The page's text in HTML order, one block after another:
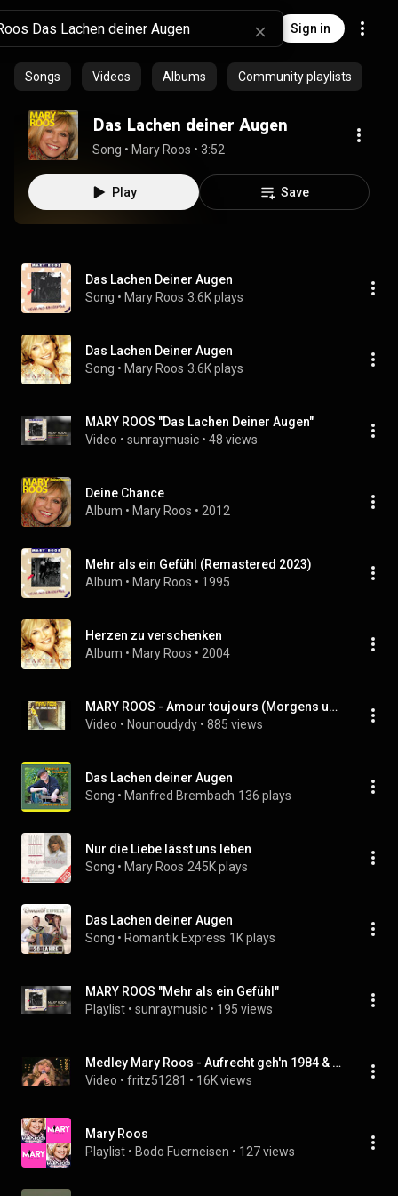
Sign in
Songs Videos Albums Community playlists
Das Lachen deiner Augen
Song • Mary Roos • 3:52
Play Save
Das Lachen Deiner Augen
Song • Mary Roos 3.6K plays
Das Lachen Deiner Augen
Song • Mary Roos 3.6K plays
MARY ROOS "Das Lachen Deiner Augen"
Video • sunraymusic • 48 views
Deine Chance
Album • Mary Roos • 2012
Mehr als ein Gefühl (Remastered 2023)
Album • Mary Roos • 1995
Herzen zu verschenken
Album • Mary Roos • 2004
MARY ROOS - Amour toujours (Morgens um Fünf) (45T - 1972)
Video • Nounoudydy • 885 views
Das Lachen deiner Augen
Song • Manfred Brembach 136 plays
Nur die Liebe lässt uns leben
Song • Mary Roos 245K plays
Das Lachen deiner Augen
Song • Romantik Express 1K plays
MARY ROOS "Mehr als ein Gefühl"
Playlist • sunraymusic • 195 views
Medley Mary Roos - Aufrecht geh'n 1984 & Lena Valaitis - Blue Johnny Blue 1981
Video • fritz51281 • 16K views
Mary Roos
Playlist • Bodo Fuerneisen • 127 views